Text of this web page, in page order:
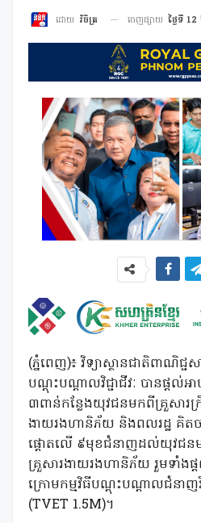
ដោយ វិចិត្រ ចេញផ្សាយ ថ្ងៃទី
(ភ្នំពេញ)៖ វិទ្យាស្ថានជាតិពាណិជ្ជ
បណ្តុះបណ្តាលវិជ្ជាជីវៈ បានផ្តល់
៣ពាន់កន្លែងយុវជនមកពីគ្រួសារក្
ងាយរងហានិភ័យ និងពលរដ្ឋ គិត
ផ្ដោតលើ ៩មុខជំនាញដល់យុវជន
គ្រួសារងាយរងហានិភ័យ រួមទាំងផ្ដ
ក្រោមកម្មវិធីបណ្តុះបណ្តាលជំនាញវិ
(TVET 1.5M)។